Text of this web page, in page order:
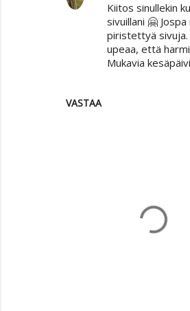
VASTAA
Kiitos sinullekin
sivuillani 🤗
piristettyä sivuja.
upeaa, että
Mukavia